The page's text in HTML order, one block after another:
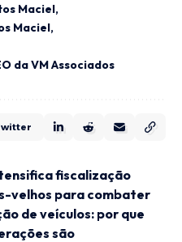
Maciel
Maciel
da VM Associados
fiscalização
velhos para combater
de veículos: por que
são